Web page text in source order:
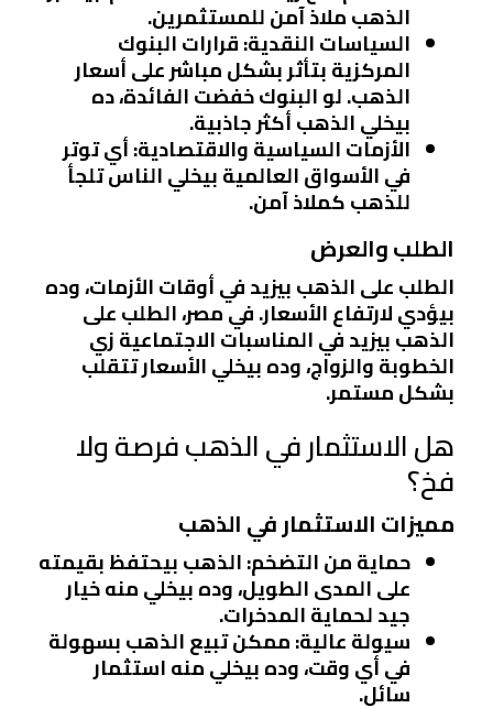
الذهب ملاذ آمن للمستثمرين.
السياسات النقدية: قرارات البنوك
المركزية بتأثر بشكل مباشر على أسعار
الذهب. لو البنوك خفضت الفائدة، ده
بيخلي الذهب أكثر جاذبية.
الأزمات السياسية والاقتصادية: أي توتر
في الأسواق العالمية بيخلي الناس تلجأ
للذهب كملاذ آمن.
الطلب والعرض
الطلب على الذهب بيزيد في أوقات الأزمات، وده
بيؤدي لارتفاع الأسعار. في مصر، الطلب على
الذهب بيزيد في المناسبات الاجتماعية زي
الخطوبة والزواج، وده بيخلي الأسعار تتقلب
بشكل مستمر.
هل الاستثمار في الذهب فرصة ولا
فخ؟
مميزات الاستثمار في الذهب
حماية من التضخم: الذهب بيحتفظ بقيمته
على المدى الطويل، وده بيخلي منه خيار
جيد لحماية المدخرات.
سيولة عالية: ممكن تبيع الذهب بسهولة
في أي وقت، وده بيخلي منه استثمار
سائل.